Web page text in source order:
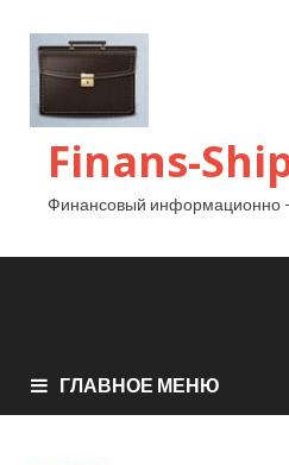
Finans-
Финансовый информационно
ГЛАВНОЕ МЕНЮ